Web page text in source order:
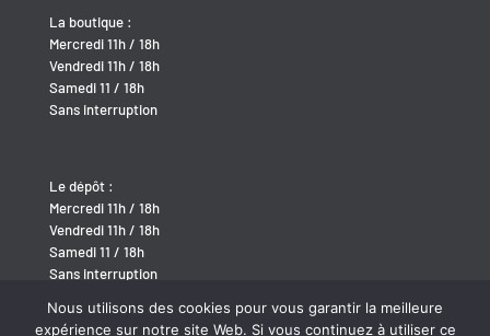
La boutique :
Mercredi 11h / 18h
Vendredi 11h / 18h
Samedi 11 / 18h
Sans interruption
Le dépôt :
Mercredi 11h / 18h
Vendredi 11h / 18h
Samedi 11 / 18h
Sans interruption
Nous utilisons des cookies pour vous garantir la meilleure
expérience sur notre site Web. Si vous continuez à utiliser ce